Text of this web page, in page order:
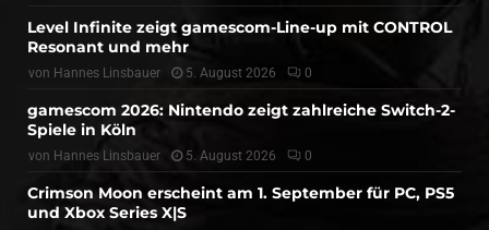
Level Infinite zeigt gamescom-Line-up mit CONTROL
Resonant und mehr
von Hannes Linsbauer 5. August 2026 0
gamescom 2026: Nintendo zeigt zahlreiche Switch-2-
Spiele in Köln
von Hannes Linsbauer 5. August 2026 0
Crimson Moon erscheint am 1. September für PC, PS5
und Xbox Series X|S